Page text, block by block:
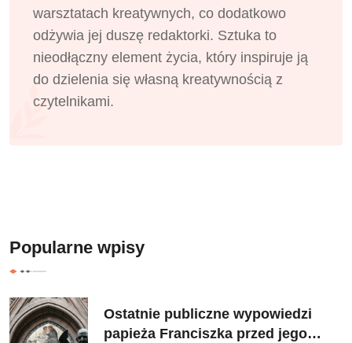
warsztatach kreatywnych, co dodatkowo
odżywia jej duszę redaktorki. Sztuka to
nieodłączny element życia, który inspiruje ją
do dzielenia się własną kreatywnością z
czytelnikami.
Popularne wpisy
Ostatnie publiczne wypowiedzi
papieża Franciszka przed jego